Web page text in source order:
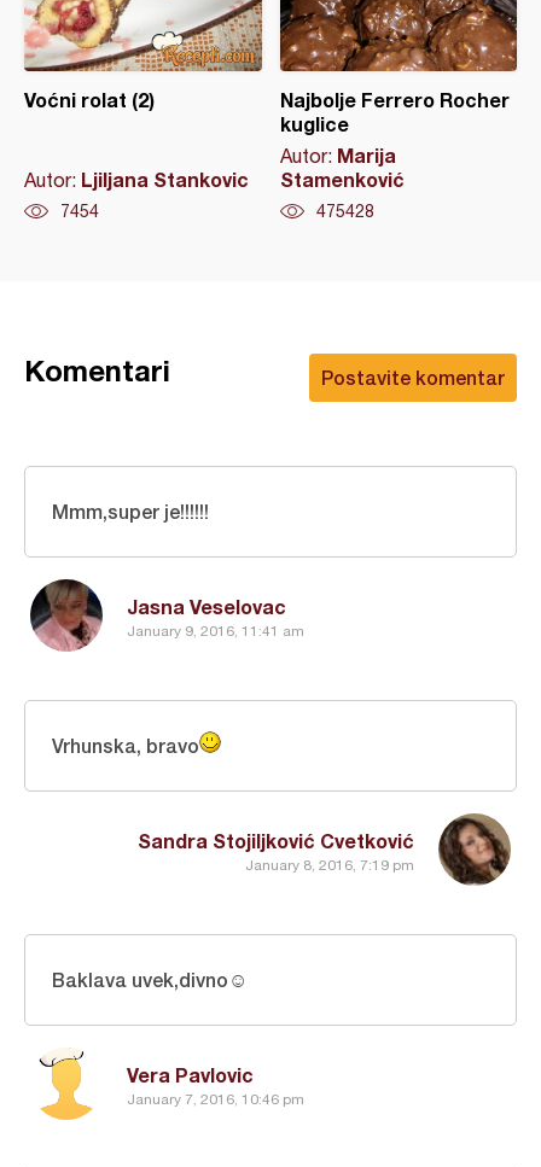
Voćni rolat (2)
Autor: Ljiljana Stankovic
7454
Najbolje Ferrero Rocher
kuglice
Autor: Marija
Stamenković
475428
Postavite komentar
Komentari
Jasna Veselovac
January 9, 2016, 11:41 am
Mmm,super je!!!!!!
Sandra Stojiljković Cvetković
January 8, 2016, 7:19 pm
Vrhunska, bravo
Vera Pavlovic
January 7, 2016, 10:46 pm
Baklava uvek,divno☺